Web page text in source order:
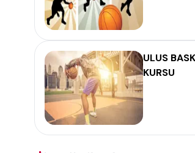
ULUS
KURSU